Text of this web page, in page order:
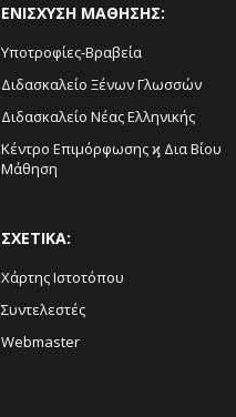
ΕΝΙΣΧΥΣΗ ΜΑΘΗΣΗΣ:
Υποτροφίες-Βραβεία
Διδασκαλείο Ξένων Γλωσσών
Διδασκαλείο Νέας Ελληνικής
Κέντρο Επιμόρφωσης ϗ Δια Βίου
Μάθηση
ΣΧΕΤΙΚΑ:
Χάρτης Ιστοτόπου
Συντελεστές
Webmaster